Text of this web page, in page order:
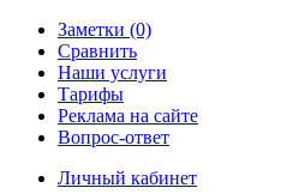
Заметки (0)
Сравнить
Наши услуги
Тарифы
Реклама на сайте
Вопрос-ответ
Личный кабинет